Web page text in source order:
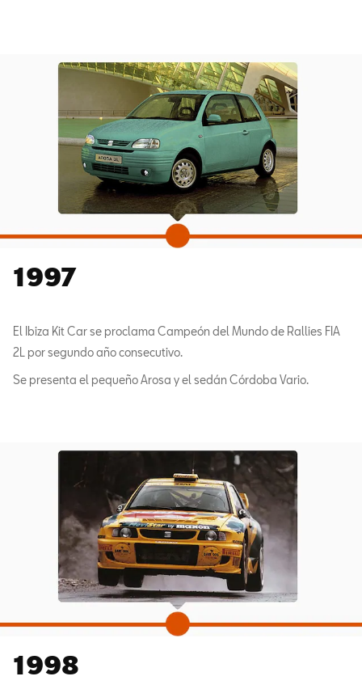
1997
El Ibiza Kit Car se proclama Campeón del Mundo de Rallies FIA
2L por segundo año consecutivo.
Se presenta el pequeño Arosa y el sedán Córdoba Vario.
1998